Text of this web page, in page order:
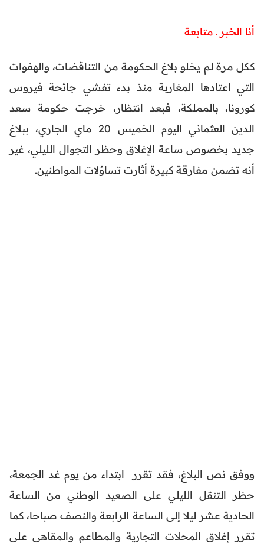
أنا الخبر ـ متابعة
ككل مرة لم يخلو بلاغ الحكومة من التناقضات، والهفوات
التي اعتادها المغاربة منذ بدء تفشي جائحة فيروس
كورونا، بالمملكة، فبعد انتظار، خرجت حكومة سعد
الدين العثماني اليوم الخميس 20 ماي الجاري، ببلاغ
جديد بخصوص ساعة الإغلاق وحظر التجوال الليلي، غير
أنه تضمن مفارقة كبيرة أثارت تساؤلات المواطنين.
ووفق نص البلاغ، فقد تقرر ابتداء من يوم غد الجمعة،
حظر التنقل الليلي على الصعيد الوطني من الساعة
الحادية عشر ليلا إلى الساعة الرابعة والنصف صباحا، كما
تقرر إغلاق المحلات التجارية والمطاعم والمقاهي على